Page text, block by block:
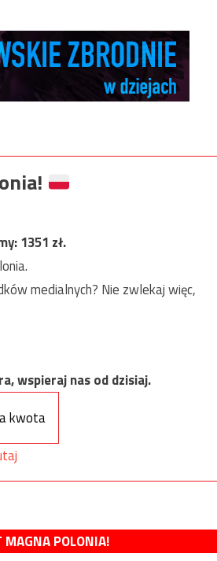
1351 zł.
medialnych? Nie zwlekaj więc,
wspieraj nas od dzisiaj.
kwota
MAGNA POLONIA!